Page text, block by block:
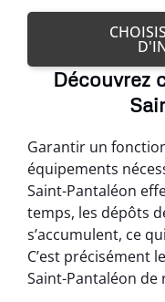
Découvrez
Garantir un
équipements
Saint-Pantaléon
temps, les dépôts
s’accumulent, ce
C’est précisément
Saint-Pantaléon de